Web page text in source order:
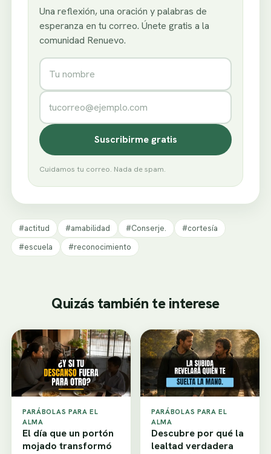
Una reflexión, una oración y palabras de
esperanza en tu correo. Únete gratis a la
comunidad Renuevo.
Nombre
Correo electrónico
Suscribirme gratis
Cuidamos tu correo. Nada de spam.
#actitud #amabilidad #Conserje.
#cortesía
#escuela
#reconocimiento
Quizás también te interese
PARÁBOLAS PARA EL
ALMA
El día que un portón
mojado transformó
PARÁBOLAS PARA EL
ALMA
Descubre por qué la
lealtad verdadera